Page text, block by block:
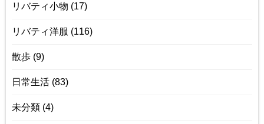
リバティ小物 (17)
リバティ洋服 (116)
散歩 (9)
日常生活 (83)
未分類 (4)